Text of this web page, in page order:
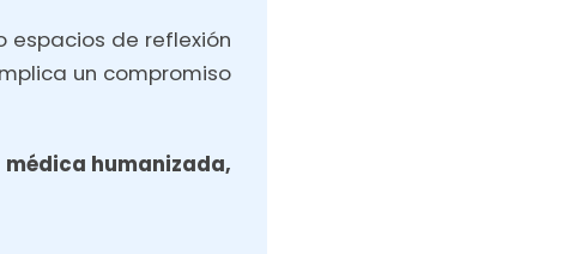
espacios de reflexión
un compromiso
humanizada,